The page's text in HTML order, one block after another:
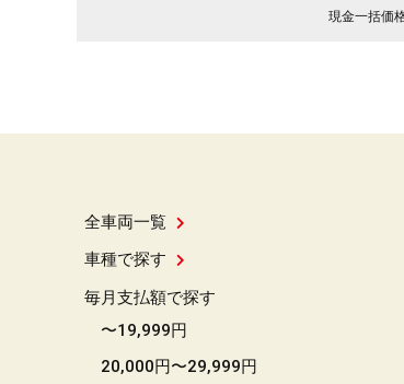
れ一台で世界が広がります👍走行9.8万kmでこの状
現金一括価
全車両一覧
車種で探す
毎月支払額で探す
〜19,999円
20,000円〜29,999円